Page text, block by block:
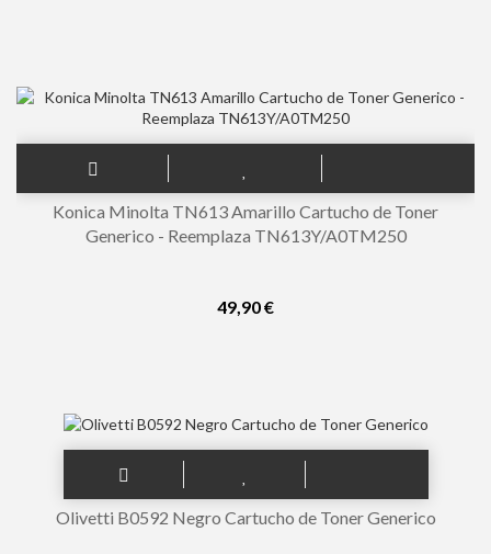
Konica Minolta TN613 Amarillo Cartucho de Toner
Generico - Reemplaza TN613Y/A0TM250
49,90 €
Olivetti B0592 Negro Cartucho de Toner Generico